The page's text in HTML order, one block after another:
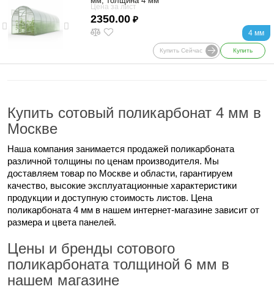
4 мм
Цена за лист
2350.00 ₽
Купить Сейчас Купить
Купить сотовый поликарбонат 4 мм в
Москве
Наша компания занимается продажей поликарбоната
различной толщины по ценам производителя. Мы
доставляем товар по Москве и области, гарантируем
качество, высокие эксплуатационные характеристики
продукции и доступную стоимость листов. Цена
поликарбоната 4 мм в нашем интернет-магазине зависит от
размера и цвета панелей.
Цены и бренды сотового
поликарбоната толщиной 6 мм в
нашем магазине